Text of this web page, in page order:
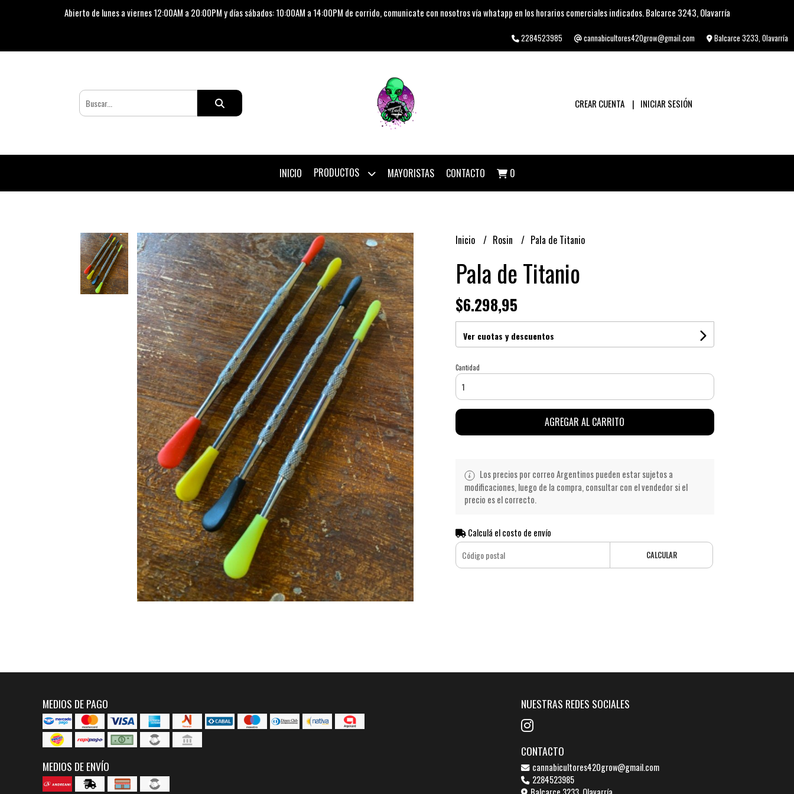
Abierto de lunes a viernes 12:00AM a 20:00PM y días sábados: 10:00AM a 14:00PM de corrido, comunicate con nosotros vía whatapp en los horarios comerciales indicados. Balcarce 3243, Olavarría
2284523985 cannabicultores420grow@gmail.com Balcarce 3233, Olavarría
CREAR CUENTA INICIAR SESIÓN
INICIO PRODUCTOS MAYORISTAS CONTACTO 0
Inicio Rosin Pala de Titanio
Pala de Titanio
$6.298,95
Ver cuotas y descuentos
Cantidad
AGREGAR AL CARRITO
Los precios por correo Argentinos pueden estar sujetos a
modificaciones, luego de la compra, consultar con el vendedor si el
precio es el correcto.
Calculá el costo de envío
CALCULAR
MEDIOS DE PAGO
MEDIOS DE ENVÍO
NUESTRAS REDES SOCIALES
CONTACTO
cannabicultores420grow@gmail.com
2284523985